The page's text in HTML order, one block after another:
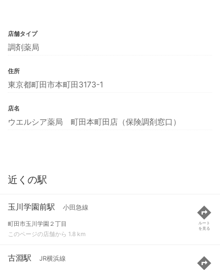
店舗タイプ
調剤薬局
住所
東京都町田市本町田3173-1
店名
ウエルシア薬局 町田本町田店（保険調剤窓口）
近くの駅
玉川学園前駅 小田急線
町田市玉川学園２丁目
このページの店舗から 1.8 km
ルート
を見る
古淵駅 JR横浜線